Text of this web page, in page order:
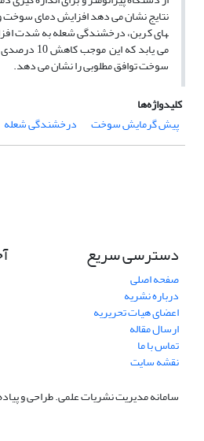
سوخت توافق مطلوبی را نشان می­ دهد.
کلیدواژه‌ها
پیش­ گرمایش سوخت
درخشندگی شعله
دسترسی سریع
صفحه اصلی
درباره نشریه
اعضای هیات تحریریه
ارسال مقاله
تماس با ما
نقشه سایت
سامانه مدیریت نشریات علمی.طراحی و